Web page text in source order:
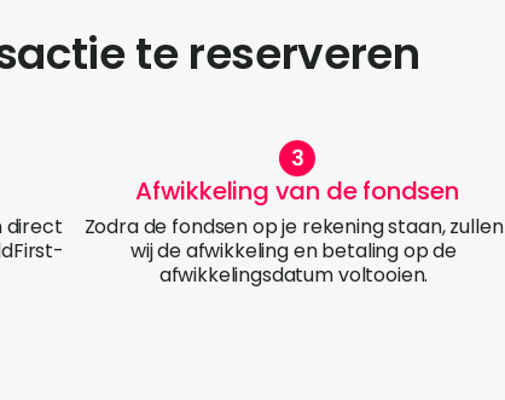
te reserveren
direct
Afwikkeling van de fondsen
Zodra de fondsen op je rekening staan, zullen
wij de afwikkeling en betaling op de
afwikkelingsdatum voltooien.